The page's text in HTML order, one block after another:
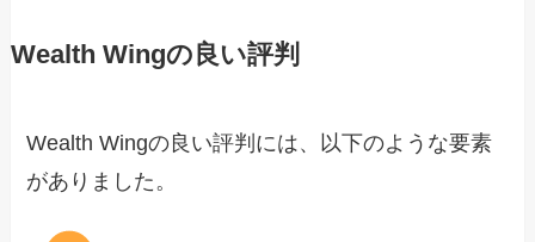
Wealth Wingの良い評判
Wealth Wingの良い評判には、以下のような要素
がありました。